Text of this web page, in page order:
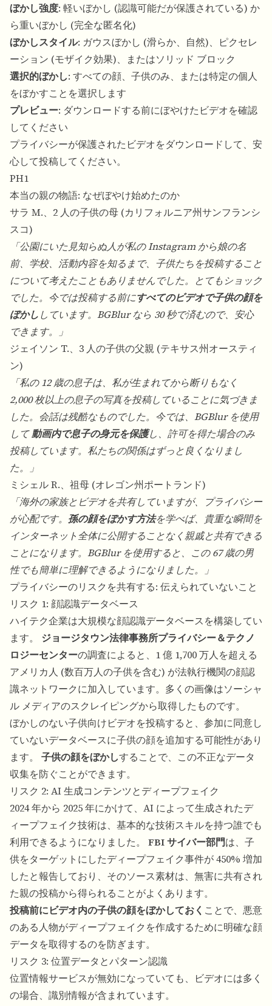
ぼかし強度: 軽いぼかし (認識可能だが保護されている) か
ら重いぼかし (完全な匿名化)
ぼかしスタイル: ガウスぼかし (滑らか、自然)、ピクセレ
ーション (モザイク効果)、またはソリッド ブロック
選択的ぼかし: すべての顔、子供のみ、または特定の個人
をぼかすことを選択します
プレビュー: ダウンロードする前にぼやけたビデオを確認
してください
プライバシーが保護されたビデオをダウンロードして、安
心して投稿してください。
PH1
本当の親の物語: なぜぼやけ始めたのか
サラ M.、2 人の子供の母 (カリフォルニア州サンフランシ
スコ)
「公園にいた見知らぬ人が私の Instagram から娘の名
前、学校、活動内容を知るまで、子供たちを投稿すること
について考えたこともありませんでした。とてもショック
でした。今では投稿する前にすべてのビデオで子供の顔を
ぼかししています。BGBlur なら 30 秒で済むので、安心
できます。」
ジェイソン T.、3 人の子供の父親 (テキサス州オースティ
ン)
「私の 12 歳の息子は、私が生まれてから断りもなく
2,000 枚以上の息子の写真を投稿していることに気づきま
した。会話は残酷なものでした。今では、BGBlur を使用
して動画内で息子の身元を保護し、許可を得た場合のみ
投稿しています。私たちの関係はずっと良くなりまし
た。」
ミシェル R.、祖母 (オレゴン州ポートランド)
「海外の家族とビデオを共有していますが、プライバシー
が心配です。 孫の顔をぼかす方法を学べば、貴重な瞬間を
インターネット全体に公開することなく親戚と共有できる
ことになります。BGBlur を使用すると、この 67 歳の男
性でも簡単に理解できるようになりました。」
プライバシーのリスクを共有する: 伝えられていないこと
リスク 1: 顔認識データベース
ハイテク企業は大規模な顔認識データベースを構築してい
ます。 ジョージタウン法律事務所プライバシー＆テクノ
ロジーセンターの調査によると、1 億 1,700 万人を超える
アメリカ人 (数百万人の子供を含む) が法執行機関の顔認
識ネットワークに加入しています。多くの画像はソーシャ
ル メディアのスクレイピングから取得したものです。
ぼかしのない子供向けビデオを投稿すると、参加に同意し
ていないデータベースに子供の顔を追加する可能性があり
ます。 子供の顔をぼかしすることで、この不正なデータ
収集を防ぐことができます。
リスク 2: AI 生成コンテンツとディープフェイク
2024 年から 2025 年にかけて、AI によって生成されたデ
ィープフェイク技術は、基本的な技術スキルを持つ誰でも
利用できるようになりました。 FBI サイバー部門は、子
供をターゲットにしたディープフェイク事件が 450% 増加
したと報告しており、そのソース素材は、無害に共有され
た親の投稿から得られることがよくあります。
投稿前にビデオ内の子供の顔をぼかしておく ことで、悪意
のある人物がディープフェイクを作成するために明確な顔
データを取得するのを防ぎます。
リスク 3: 位置データとパターン認識
位置情報サービスが無効になっていても、ビデオには多く
の場合、識別情報が含まれています。